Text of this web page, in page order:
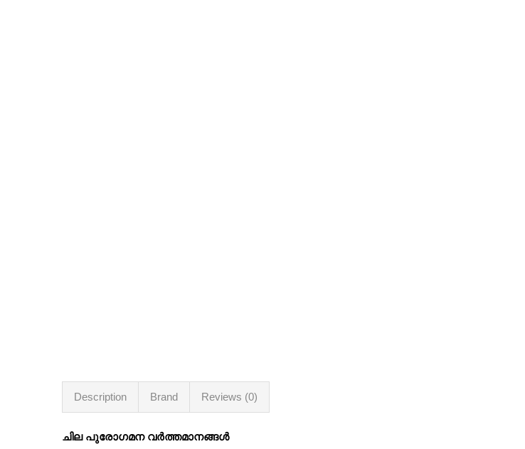
Description Brand Reviews (0)
ചില പുരോഗമന വര്‍ത്തമാനങ്ങള്‍